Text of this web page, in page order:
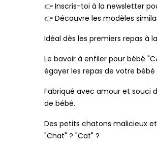
👉 Inscris-toi à la newsletter
👉 Découvre les modèles
Idéal dès les premiers repas à
Le bavoir à enfiler pour bébé
égayer les repas de votre bébé
Fabriqué avec amour et souci
de bébé.
Des petits chatons malicieux
"Chat" ? "Cat" ?